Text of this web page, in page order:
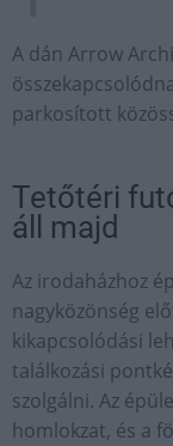
A dán Arrow
parkosított
Tetőtéri
áll majd
Az irodaházhoz
nagyközönség
kikapcsolódási
találkozási
szolgálni. Az
homlokzat, és a